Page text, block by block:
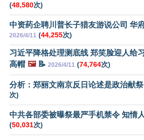
(48,580次)
中资药企聘川普长子猎友游说公司 华
2026/4/11 (44,255次)
习近平降格处理测底线 郑笑脸迎人给
高帽 🖼️📝 2026/4/11 (74,764次)
分析：郑丽文南京反日论述是政治献
次)
中共各部委被曝祭最严手机禁令 知情
(50,031次)